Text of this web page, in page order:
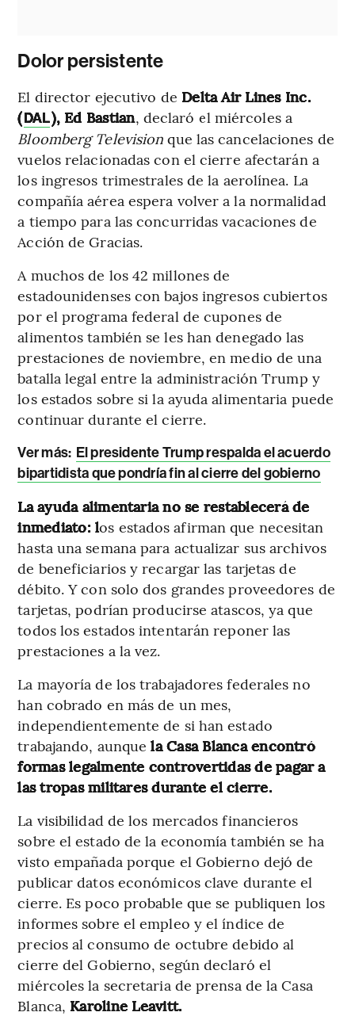
Dolor persistente
El director ejecutivo de Delta Air Lines Inc.
(DAL), Ed Bastian, declaró el miércoles a
Bloomberg Television que las cancelaciones de
vuelos relacionadas con el cierre afectarán a
los ingresos trimestrales de la aerolínea. La
compañía aérea espera volver a la normalidad
a tiempo para las concurridas vacaciones de
Acción de Gracias.
A muchos de los 42 millones de
estadounidenses con bajos ingresos cubiertos
por el programa federal de cupones de
alimentos también se les han denegado las
prestaciones de noviembre, en medio de una
batalla legal entre la administración Trump y
los estados sobre si la ayuda alimentaria puede
continuar durante el cierre.
Ver más: El presidente Trump respalda el acuerdo
bipartidista que pondría fin al cierre del gobierno
La ayuda alimentaria no se restablecerá de
inmediato: los estados afirman que necesitan
hasta una semana para actualizar sus archivos
de beneficiarios y recargar las tarjetas de
débito. Y con solo dos grandes proveedores de
tarjetas, podrían producirse atascos, ya que
todos los estados intentarán reponer las
prestaciones a la vez.
La mayoría de los trabajadores federales no
han cobrado en más de un mes,
independientemente de si han estado
trabajando, aunque la Casa Blanca encontró
formas legalmente controvertidas de pagar a
las tropas militares durante el cierre.
La visibilidad de los mercados financieros
sobre el estado de la economía también se ha
visto empañada porque el Gobierno dejó de
publicar datos económicos clave durante el
cierre. Es poco probable que se publiquen los
informes sobre el empleo y el índice de
precios al consumo de octubre debido al
cierre del Gobierno, según declaró el
miércoles la secretaria de prensa de la Casa
Blanca, Karoline Leavitt.